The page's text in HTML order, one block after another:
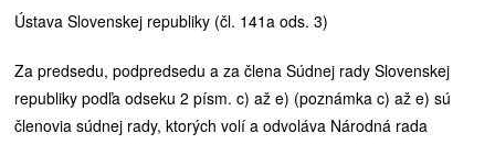
Ústava Slovenskej republiky (čl. 141a ods. 3)
Za predsedu, podpredsedu a za člena Súdnej rady Slovenskej
republiky podľa odseku 2 písm. c) až e) (poznámka c) až e) sú
členovia súdnej rady, ktorých volí a odvoláva Národná rada